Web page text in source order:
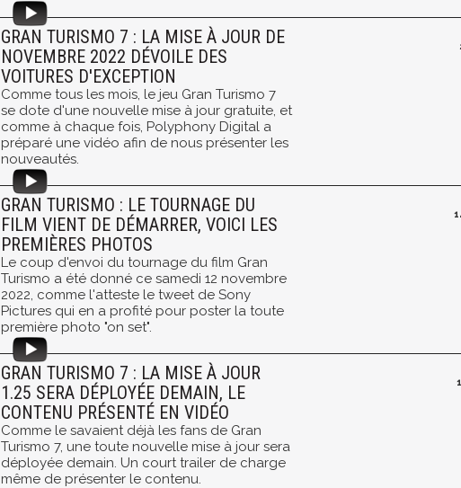
GRAN TURISMO 7 : LA MISE À JOUR DE
NOVEMBRE 2022 DÉVOILE DES
VOITURES D'EXCEPTION
Comme tous les mois, le jeu Gran Turismo 7
se dote d'une nouvelle mise à jour gratuite, et
comme à chaque fois, Polyphony Digital a
préparé une vidéo afin de nous présenter les
nouveautés.
GRAN TURISMO : LE TOURNAGE DU
FILM VIENT DE DÉMARRER, VOICI LES
PREMIÈRES PHOTOS
Le coup d'envoi du tournage du film Gran
Turismo a été donné ce samedi 12 novembre
2022, comme l'atteste le tweet de Sony
Pictures qui en a profité pour poster la toute
première photo "on set".
GRAN TURISMO 7 : LA MISE À JOUR
1.25 SERA DÉPLOYÉE DEMAIN, LE
CONTENU PRÉSENTÉ EN VIDÉO
Comme le savaient déjà les fans de Gran
Turismo 7, une toute nouvelle mise à jour sera
déployée demain. Un court trailer de charge
même de présenter le contenu.